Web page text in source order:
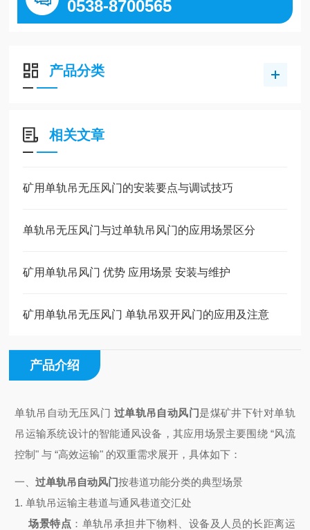
0538-8700565
产品分类
相关文章
矿用单轨吊无压风门的安装要点与调试技巧
单轨吊无压风门与过单轨吊风门的应用场景区分
矿用单轨吊风门 优势 应用场景 安装与维护
矿用单轨吊无压风门 单轨吊双开风门的应用及注意
产品介绍
单轨吊自动无压风门 过单轨吊自动风门是煤矿井下针对单轨
吊运输系统设计的智能通风设备，其应用场景主要围绕 “风流
控制" 与 “高效运输" 的双重需求展开，具体如下：
一、过单轨吊自动风门按巷道功能分类的典型场景
1.单轨吊运输主巷道与通风巷道交汇处
场景特点 ：单轨吊承担井下物料、设备及人员的长距离运